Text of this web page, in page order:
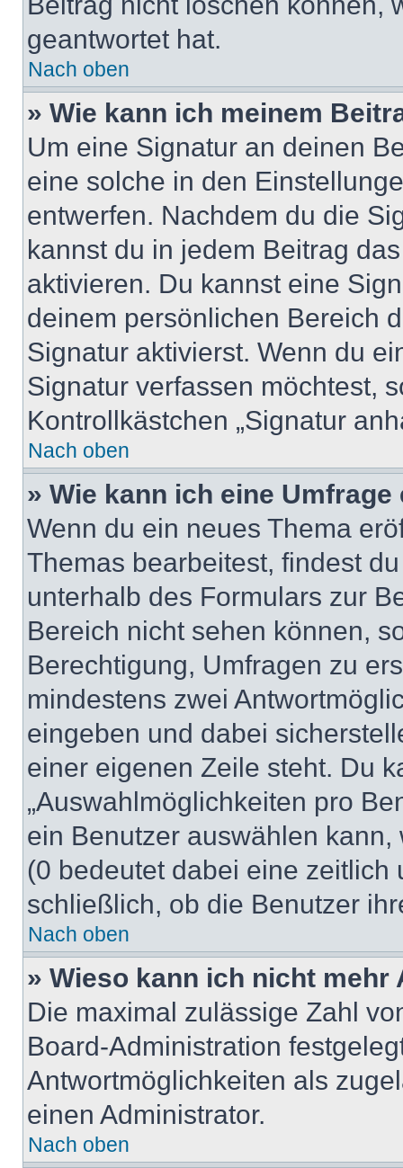
geantwortet hat.
Nach oben
» Wie kann ich meinem
Um eine Signatur an deinen
eine solche in den
entwerfen. Nachdem du die
kannst du in jedem Beitrag
aktivieren. Du kannst eine
deinem persönlichen Bereich
Signatur aktivierst. Wenn du
Signatur verfassen möchtest,
Kontrollkästchen „Signatur
Nach oben
» Wie kann ich eine
Wenn du ein neues Thema
Themas bearbeitest, findest
unterhalb des Formulars zur
Bereich nicht sehen können,
Berechtigung, Umfragen zu
mindestens zwei
eingeben und dabei
einer eigenen Zeile steht. Du
„Auswahlmöglichkeiten pro
ein Benutzer auswählen
(0 bedeutet dabei eine
schließlich, ob die Benutzer
Nach oben
» Wieso kann ich nicht
Die maximal zulässige Zahl
Board-Administration
Antwortmöglichkeiten als
einen Administrator.
Nach oben